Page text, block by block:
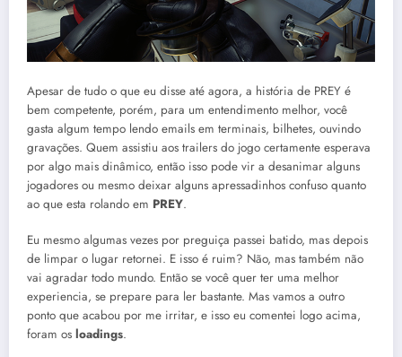
Apesar de tudo o que eu disse até agora, a história de PREY é
bem competente, porém, para um entendimento melhor, você
gasta algum tempo lendo emails em terminais, bilhetes, ouvindo
gravações. Quem assistiu aos trailers do jogo certamente esperava
por algo mais dinâmico, então isso pode vir a desanimar alguns
jogadores ou mesmo deixar alguns apressadinhos confuso quanto
ao que esta rolando em PREY.
Eu mesmo algumas vezes por preguiça passei batido, mas depois
de limpar o lugar retornei. E isso é ruim? Não, mas também não
vai agradar todo mundo. Então se você quer ter uma melhor
experiencia, se prepare para ler bastante. Mas vamos a outro
ponto que acabou por me irritar, e isso eu comentei logo acima,
foram os loadings.